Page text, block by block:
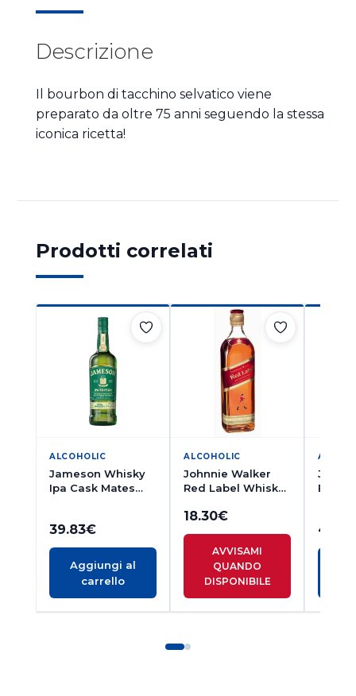
Descrizione
Il bourbon di tacchino selvatico viene
preparato da oltre 75 anni seguendo la stessa
iconica ricetta!
Prodotti correlati
ALCOHOLIC
Jameson Whisky
Ipa Cask Mates
39.83€
Aggiungi al
carrello
ALCOHOLIC
Johnnie Walker
Red Label Whisky
18.30€
AVVISAMI
QUANDO
DISPONIBILE
Barrel